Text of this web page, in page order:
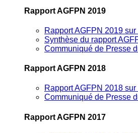
Rapport AGFPN 2019
Rapport AGFPN 2019
Synthèse du rapport
Communiqué de Presse
Rapport AGFPN 2018
Rapport AGFPN 2018
Communiqué de Presse
Rapport AGFPN 2017